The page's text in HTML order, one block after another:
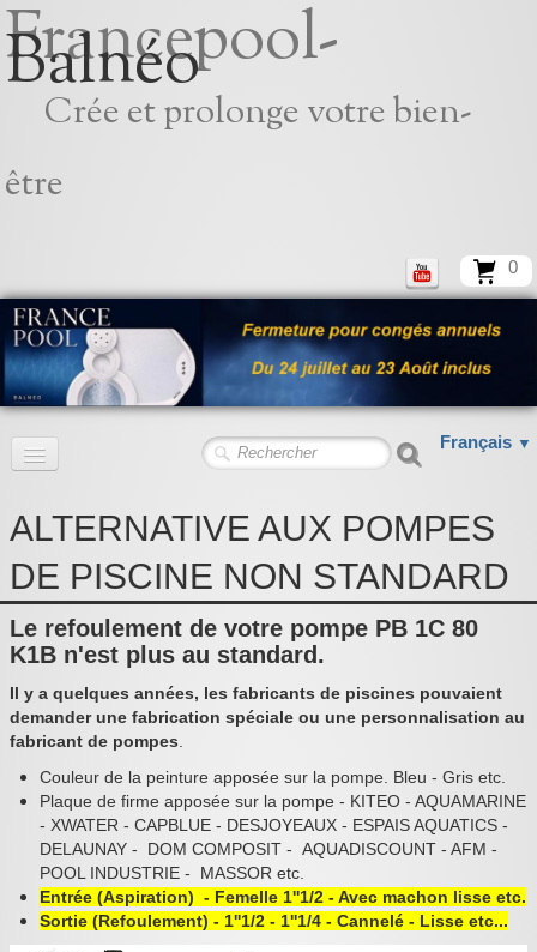
Francepool-
Balnéo
Crée et prolonge votre bien-
être
0
Français ▼
Pièces détachées
Pompes Piscine
Kits baignoires
Pour l'entretien
Pour le bain
Prestations Atelier
Les bonnes affaires
Composants électroniques
F.A.Q (Foire aux questions)
ALTERNATIVE AUX POMPES
DE PISCINE NON STANDARD
Le refoulement de votre pompe PB 1C 80
K1B n'est plus au standard.
Il y a quelques années, les fabricants de piscines pouvaient
demander une fabrication spéciale ou une personnalisation au
fabricant de pompes
Couleur de la peinture apposée sur la pompe. Bleu - Gris etc.
Plaque de firme apposée sur la pompe - KITEO - AQUAMARINE
- XWATER - CAPBLUE - DESJOYEAUX - ESPAIS AQUATICS -
DELAUNAY - DOM COMPOSIT - AQUADISCOUNT - AFM -
POOL INDUSTRIE - MASSOR etc.
Entrée (Aspiration) - Femelle 1''1/2 - Avec machon lisse etc.
Sortie (Refoulement) - 1''1/2 - 1''1/4 - Cannelé - Lisse etc...